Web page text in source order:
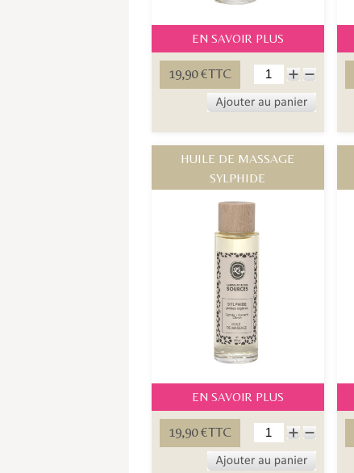
EN SAVOIR PLUS
19,90 €TTC
HUILE DE MASSAGE
SYLPHIDE
EN SAVOIR PLUS
19,90 €TTC